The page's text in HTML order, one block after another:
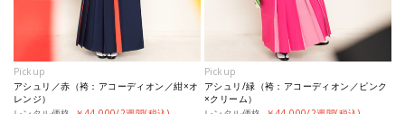
Pickup
アシュリ／赤（袴：アコーディオン／紺×オ
レンジ）
Pickup
アシュリ/緑（袴：アコーディオン／ピンク
×クリーム）